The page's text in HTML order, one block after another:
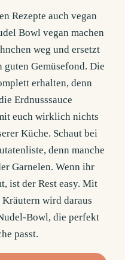
Rezepte auch vegan
Bowl vegan machen
weg und ersetzt
Gemüsefond. Die
erhalten, denn
Erdnusssauce
euch wirklich nichts
Küche. Schaut bei
denn manche
Garnelen. Wenn ihr
ist der Rest easy. Mit
wird daraus
Bowl, die perfekt
passt.